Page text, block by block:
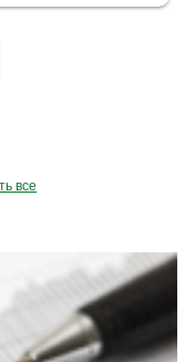
за
вы уж
все